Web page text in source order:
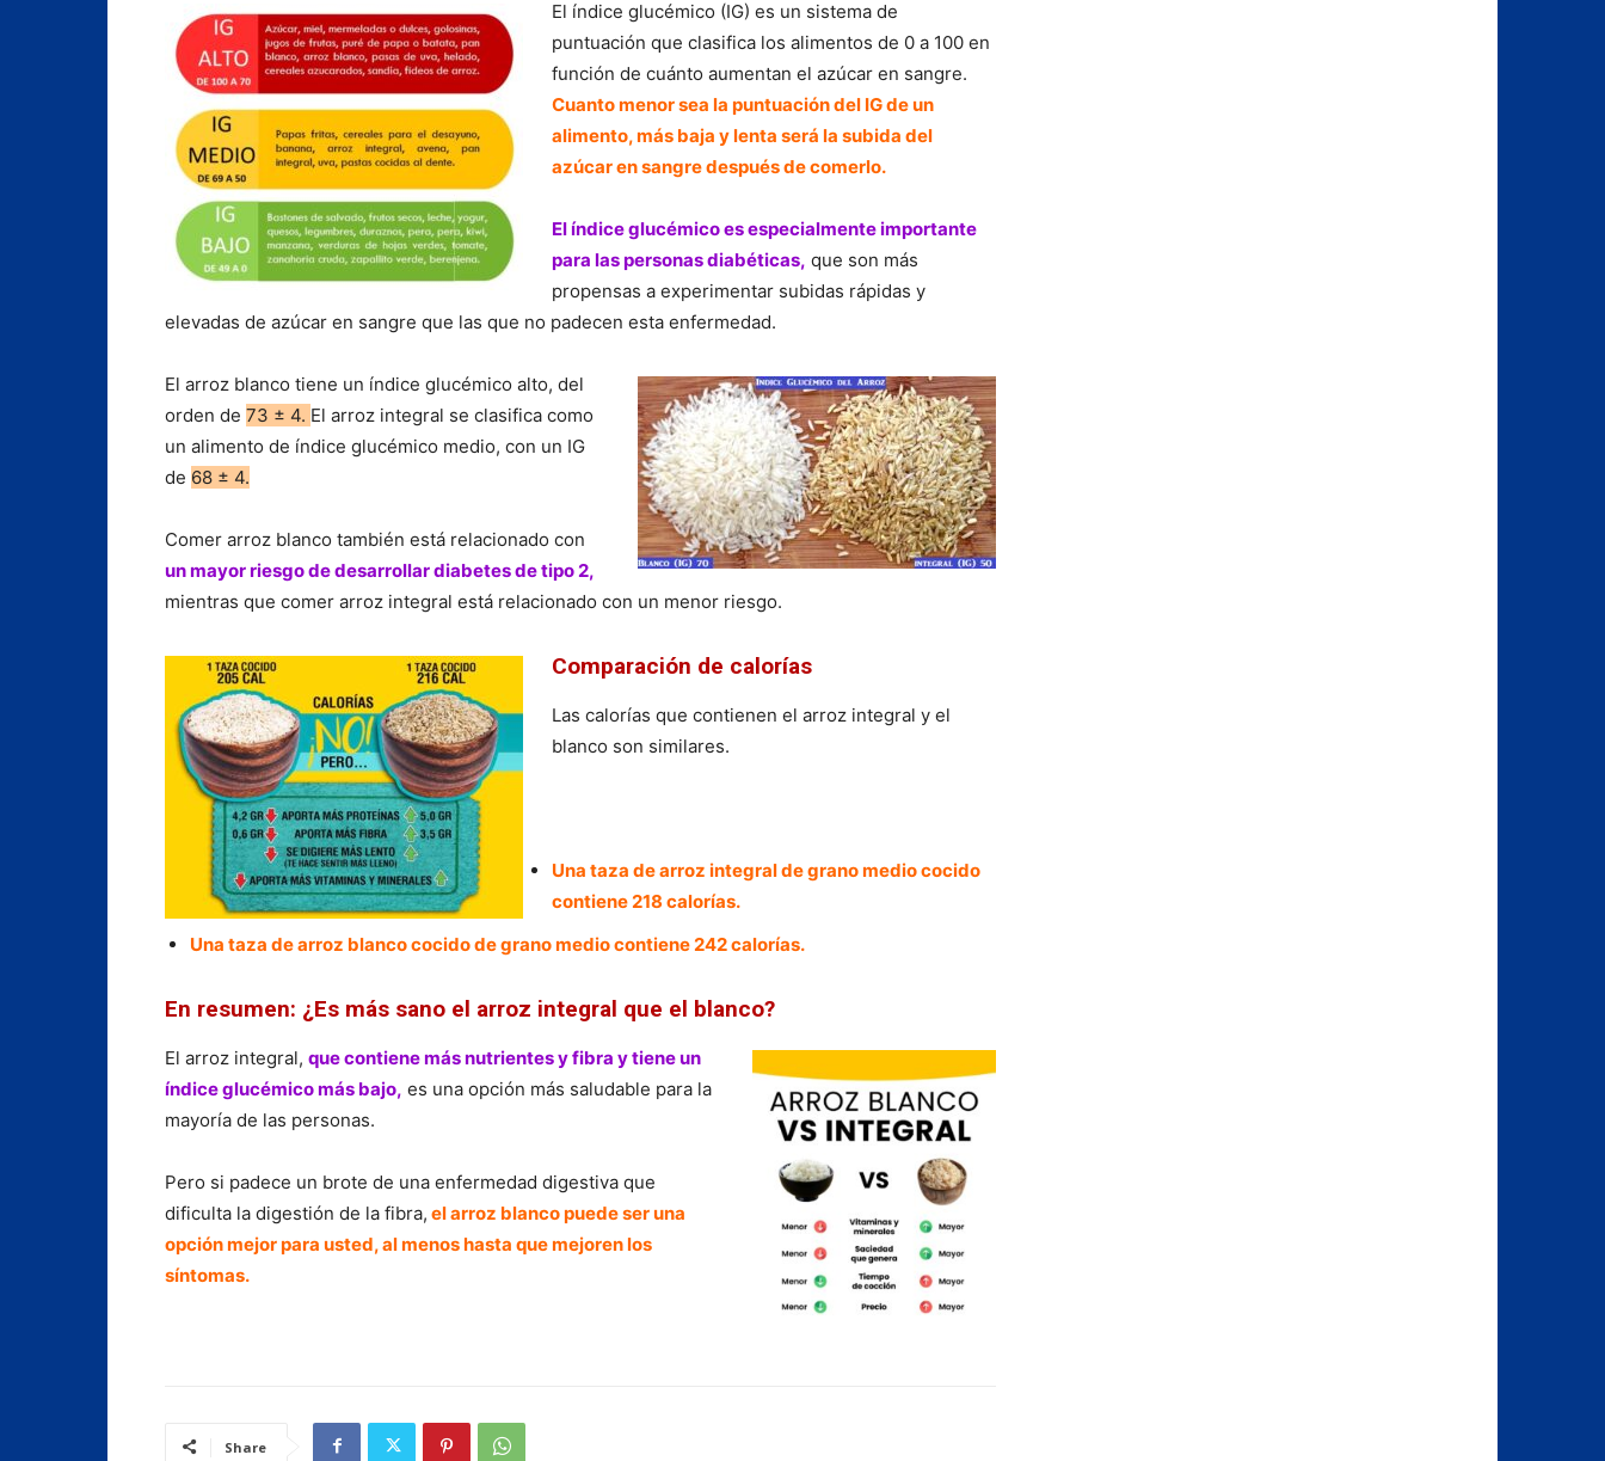
El índice glucémico (IG) es un sistema de
puntuación que clasifica los alimentos de 0 a 100 en
función de cuánto aumentan el azúcar en sangre.
Cuanto menor sea la puntuación del IG de un
alimento, más baja y lenta será la subida del
azúcar en sangre después de comerlo.
El índice glucémico es especialmente importante
para las personas diabéticas, que son más
propensas a experimentar subidas rápidas y
elevadas de azúcar en sangre que las que no padecen esta enfermedad.
El arroz blanco tiene un índice glucémico alto, del
orden de 73 ± 4. El arroz integral se clasifica como
un alimento de índice glucémico medio, con un IG
de 68 ± 4.
Comer arroz blanco también está relacionado con
un mayor riesgo de desarrollar diabetes de tipo 2,
mientras que comer arroz integral está relacionado con un menor riesgo.
Comparación de calorías
Las calorías que contienen el arroz integral y el
blanco son similares.
Una taza de arroz integral de grano medio cocido
contiene 218 calorías.
Una taza de arroz blanco cocido de grano medio contiene 242 calorías.
En resumen: ¿Es más sano el arroz integral que el blanco?
El arroz integral, que contiene más nutrientes y fibra y tiene un
índice glucémico más bajo, es una opción más saludable para la
mayoría de las personas.
Pero si padece un brote de una enfermedad digestiva que
dificulta la digestión de la fibra, el arroz blanco puede ser una
opción mejor para usted, al menos hasta que mejoren los
síntomas.
Share